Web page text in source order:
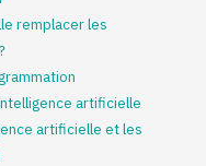
remplacer les
artificielle
artificielle et les